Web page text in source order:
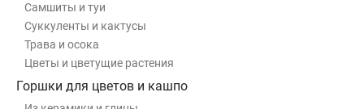
Самшиты и туи
Суккуленты и кактусы
Трава и осока
Цветы и цветущие растения
Горшки для цветов и кашпо